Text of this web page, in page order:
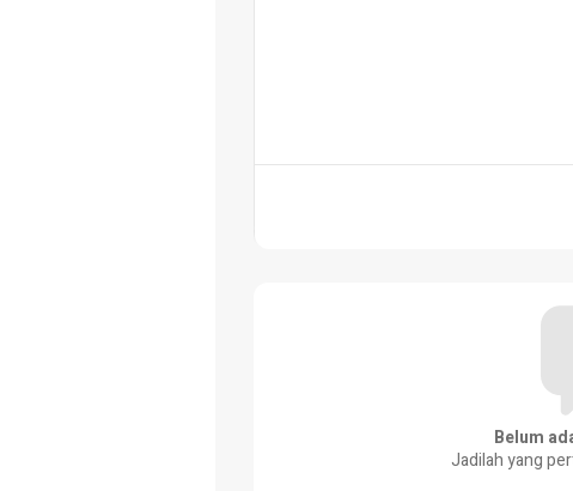
Belum
Jadilah yang